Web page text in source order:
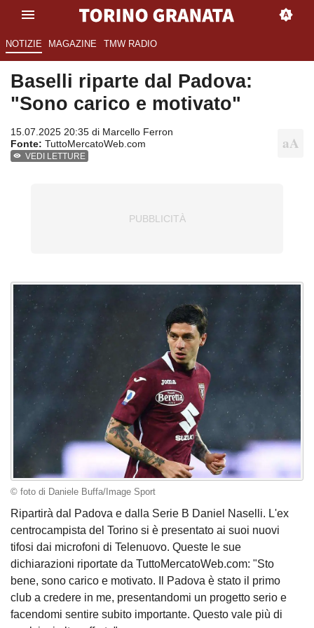
NOTIZIE MAGAZINE TMW RADIO
Baselli riparte dal Padova:
"Sono carico e motivato"
15.07.2025 20:35 di Marcello Ferron
Fonte: TuttoMercatoWeb.com
VEDI LETTURE
© foto di Daniele Buffa/Image Sport
Ripartirà dal Padova e dalla Serie B Daniel Naselli. L'ex
centrocampista del Torino si è presentato ai suoi nuovi
tifosi dai microfoni di Telenuovo. Queste le sue
dichiarazioni riportate da TuttoMercatoWeb.com: "Sto
bene, sono carico e motivato. Il Padova è stato il primo
club a credere in me, presentandomi un progetto serio e
facendomi sentire subito importante. Questo vale più di